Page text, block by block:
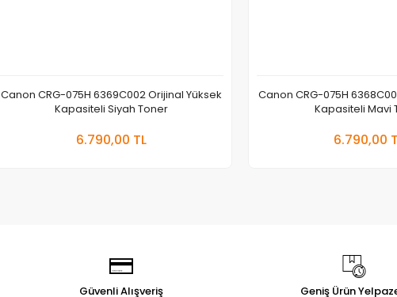
Canon CRG-075H 6369C002 Orijinal Yüksek
Kapasiteli Siyah Toner
6.790,00 TL
Canon CRG-075H
Kapasiteli Mavi
6.790,00
Güvenli Alışveriş Geniş Ürün